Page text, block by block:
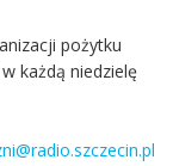
pożytku
każdą niedzielę